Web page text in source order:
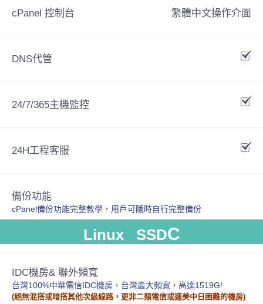
cPanel 控制台 繁體中文操作介面
DNS代管
24/7/365主機監控
24H工程客服
備份功能
cPanel備份功能完整教學，用戶可隨時自行完整備份
Linux SSDC
IDC機房& 聯外頻寬
台灣100%中華電信IDC機房，台灣最大頻寬，高達1519G!
(絕無混搭或暗搭其他次級線路，更非二類電信或連美中日困難的機房)